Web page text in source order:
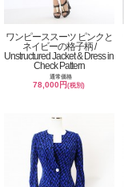
ワンピーススーツ ピンクと
ネイビーの格子柄 /
Unstructured Jacket & Dress in
Check Pattern
通常価格
78,000円(税別)